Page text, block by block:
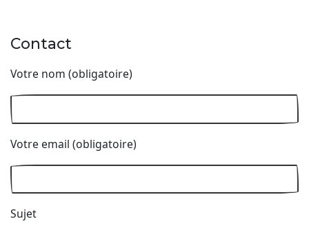
Contact
Votre nom (obligatoire)
Votre email (obligatoire)
Sujet